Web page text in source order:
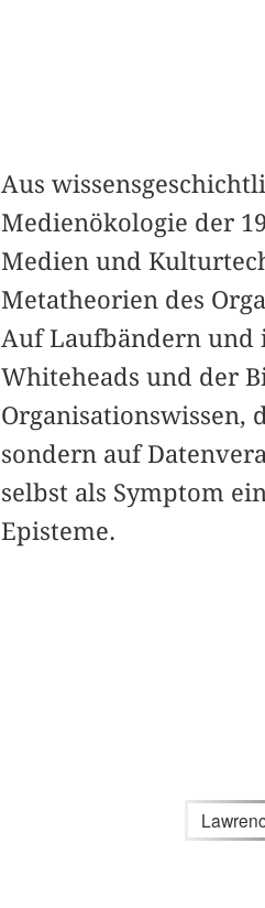
Aus
Medienökologie der
Medien und
Metatheorien des
Auf Laufbändern und
Whiteheads und der
Organisationswissen,
sondern auf
selbst als Symptom
Episteme.